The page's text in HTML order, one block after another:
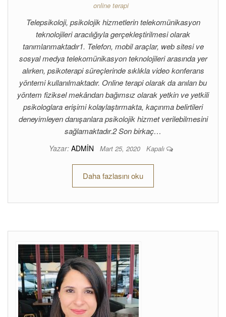
online terapi
Telepsikoloji, psikolojik hizmetlerin telekomünikasyon
teknolojileri aracılığıyla gerçekleştirilmesi olarak
tanımlanmaktadır1. Telefon, mobil araçlar, web sitesi ve
sosyal medya telekomünikasyon teknolojileri arasında yer
alırken, psikoterapi süreçlerinde sıklıkla video konferans
yöntemi kullanılmaktadır. Online terapi olarak da anılan bu
yöntem fiziksel mekândan bağımsız olarak yetkin ve yetkili
psikologlara erişimi kolaylaştırmakta, kaçınma belirtileri
deneyimleyen danışanlara psikolojik hizmet verilebilmesini
sağlamaktadır.2 Son birkaç…
Yazar: ADMIN Mart 25, 2020 Kapalı
Daha fazlasını oku
Ankara PsikologPsk Dr
Dilay Eldoğan Eken.